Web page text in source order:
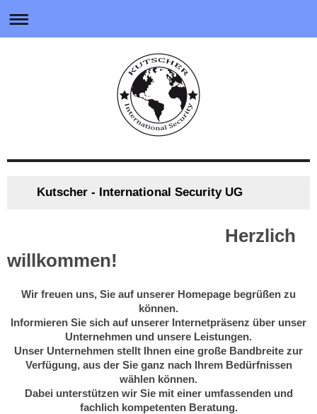
Kutscher - International Security UG
Herzlich
willkommen!
Wir freuen uns, Sie auf unserer Homepage begrüßen zu
können.
Informieren Sie sich auf unserer Internetpräsenz über unser
Unternehmen und unsere Leistungen.
Unser Unternehmen stellt Ihnen eine große Bandbreite zur
Verfügung, aus der Sie ganz nach Ihrem Bedürfnissen
wählen können.
Dabei unterstützen wir Sie mit einer umfassenden und
fachlich kompetenten Beratung.